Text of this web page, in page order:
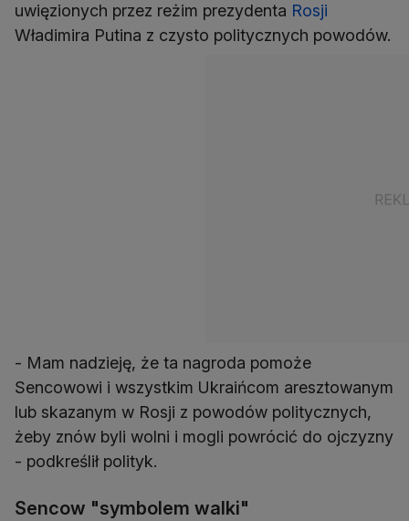
uwięzionych przez reżim prezydenta Rosji
Władimira Putina z czysto politycznych powodów.
- Mam nadzieję, że ta nagroda pomoże
Sencowowi i wszystkim Ukraińcom aresztowanym
lub skazanym w Rosji z powodów politycznych,
żeby znów byli wolni i mogli powrócić do ojczyzny
- podkreślił polityk.
Sencow "symbolem walki"